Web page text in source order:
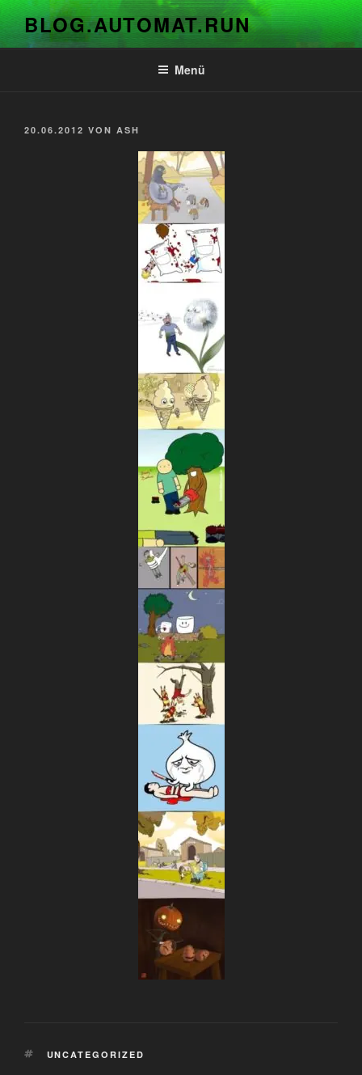
Zum
Inhalt
springen
BLOG.AUTOMAT.RUN
Menü
VERÖFFENTLICHT
20.06.2012 VON ASH
SCHLAGWÖRTER
UNCATEGORIZED